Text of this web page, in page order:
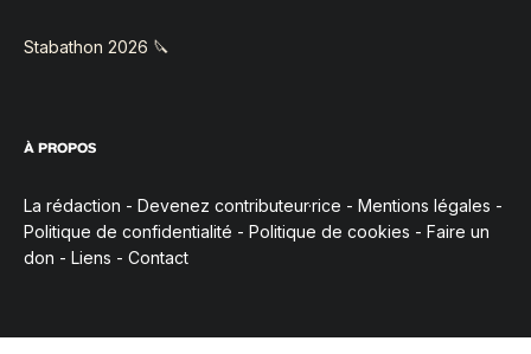
Stabathon 2026 🔪
À PROPOS
La rédaction - Devenez contributeur·rice - Mentions légales -
Politique de confidentialité - Politique de cookies - Faire un
don - Liens - Contact